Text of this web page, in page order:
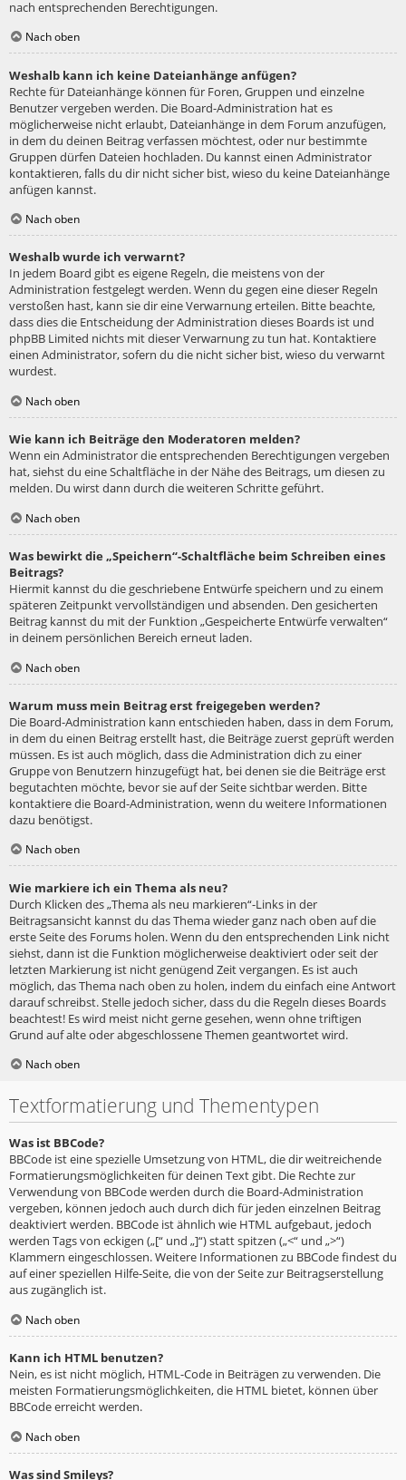
nach entsprechenden Berechtigungen.
Nach oben
Weshalb kann ich keine Dateianhänge anfügen?
Rechte für Dateianhänge können für Foren, Gruppen und einzelne
Benutzer vergeben werden. Die Board-Administration hat es
möglicherweise nicht erlaubt, Dateianhänge in dem Forum anzufügen,
in dem du deinen Beitrag verfassen möchtest, oder nur bestimmte
Gruppen dürfen Dateien hochladen. Du kannst einen Administrator
kontaktieren, falls du dir nicht sicher bist, wieso du keine Dateianhänge
anfügen kannst.
Nach oben
Weshalb wurde ich verwarnt?
In jedem Board gibt es eigene Regeln, die meistens von der
Administration festgelegt werden. Wenn du gegen eine dieser Regeln
verstoßen hast, kann sie dir eine Verwarnung erteilen. Bitte beachte,
dass dies die Entscheidung der Administration dieses Boards ist und
phpBB Limited nichts mit dieser Verwarnung zu tun hat. Kontaktiere
einen Administrator, sofern du die nicht sicher bist, wieso du verwarnt
wurdest.
Nach oben
Wie kann ich Beiträge den Moderatoren melden?
Wenn ein Administrator die entsprechenden Berechtigungen vergeben
hat, siehst du eine Schaltfläche in der Nähe des Beitrags, um diesen zu
melden. Du wirst dann durch die weiteren Schritte geführt.
Nach oben
Was bewirkt die „Speichern“-Schaltfläche beim Schreiben eines
Beitrags?
Hiermit kannst du die geschriebene Entwürfe speichern und zu einem
späteren Zeitpunkt vervollständigen und absenden. Den gesicherten
Beitrag kannst du mit der Funktion „Gespeicherte Entwürfe verwalten“
in deinem persönlichen Bereich erneut laden.
Nach oben
Warum muss mein Beitrag erst freigegeben werden?
Die Board-Administration kann entschieden haben, dass in dem Forum,
in dem du einen Beitrag erstellt hast, die Beiträge zuerst geprüft werden
müssen. Es ist auch möglich, dass die Administration dich zu einer
Gruppe von Benutzern hinzugefügt hat, bei denen sie die Beiträge erst
begutachten möchte, bevor sie auf der Seite sichtbar werden. Bitte
kontaktiere die Board-Administration, wenn du weitere Informationen
dazu benötigst.
Nach oben
Wie markiere ich ein Thema als neu?
Durch Klicken des „Thema als neu markieren“-Links in der
Beitragsansicht kannst du das Thema wieder ganz nach oben auf die
erste Seite des Forums holen. Wenn du den entsprechenden Link nicht
siehst, dann ist die Funktion möglicherweise deaktiviert oder seit der
letzten Markierung ist nicht genügend Zeit vergangen. Es ist auch
möglich, das Thema nach oben zu holen, indem du einfach eine Antwort
darauf schreibst. Stelle jedoch sicher, dass du die Regeln dieses Boards
beachtest! Es wird meist nicht gerne gesehen, wenn ohne triftigen
Grund auf alte oder abgeschlossene Themen geantwortet wird.
Nach oben
Textformatierung und Thementypen
Was ist BBCode?
BBCode ist eine spezielle Umsetzung von HTML, die dir weitreichende
Formatierungsmöglichkeiten für deinen Text gibt. Die Rechte zur
Verwendung von BBCode werden durch die Board-Administration
vergeben, können jedoch auch durch dich für jeden einzelnen Beitrag
deaktiviert werden. BBCode ist ähnlich wie HTML aufgebaut, jedoch
werden Tags von eckigen („[“ und „]“) statt spitzen („<“ und „>“)
Klammern eingeschlossen. Weitere Informationen zu BBCode findest du
auf einer speziellen Hilfe-Seite, die von der Seite zur Beitragserstellung
aus zugänglich ist.
Nach oben
Kann ich HTML benutzen?
Nein, es ist nicht möglich, HTML-Code in Beiträgen zu verwenden. Die
meisten Formatierungsmöglichkeiten, die HTML bietet, können über
BBCode erreicht werden.
Nach oben
Was sind Smileys?